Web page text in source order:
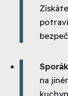
Sporák
na